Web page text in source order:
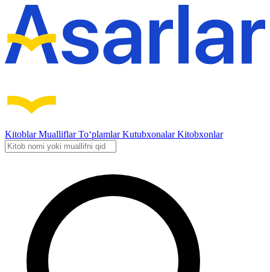
KitoblarMualliflarTo‘plamlarKutubxonalarKitobxonlar